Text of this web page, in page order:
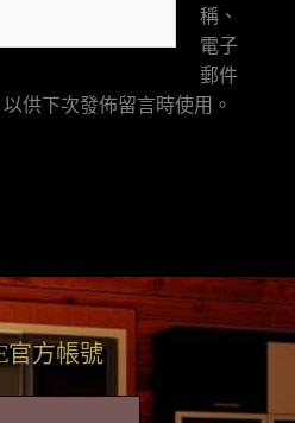
稱、
電子
郵件
供下次發佈留言時使用。
官方帳號